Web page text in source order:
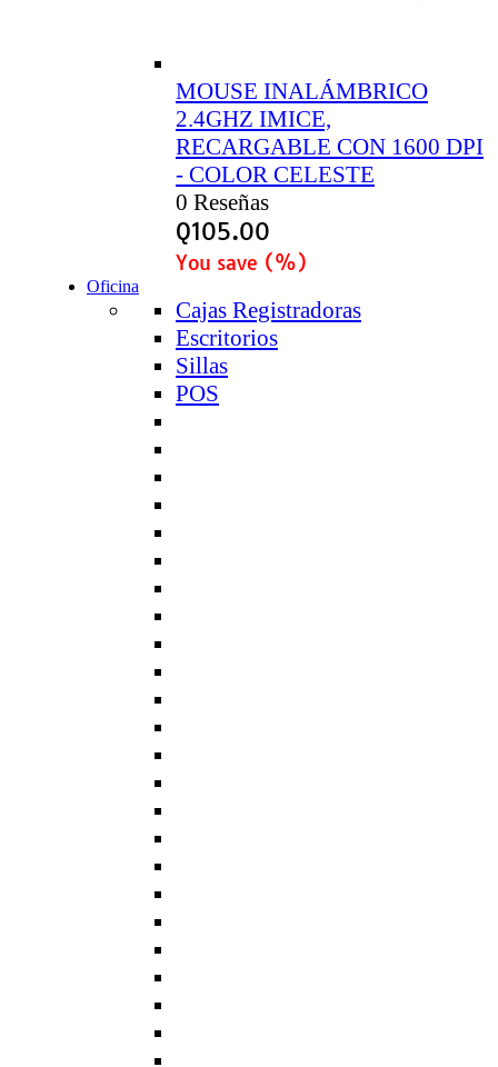
MOUSE INALÁMBRICO
2.4GHZ IMICE,
RECARGABLE CON 1600 DPI
- COLOR CELESTE
0 Reseñas
Q105.00
You save (%)
Oficina
Cajas Registradoras
Escritorios
Sillas
POS